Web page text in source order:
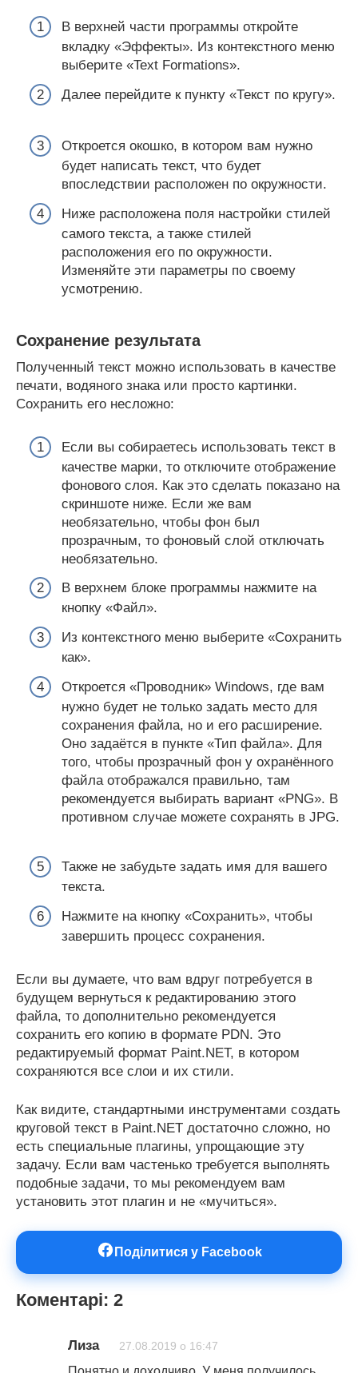
В верхней части программы откройте
вкладку «Эффекты». Из контекстного меню
выберите «Text Formations».
Далее перейдите к пункту «Текст по кругу».
Откроется окошко, в котором вам нужно
будет написать текст, что будет
впоследствии расположен по окружности.
Ниже расположена поля настройки стилей
самого текста, а также стилей
расположения его по окружности.
Изменяйте эти параметры по своему
усмотрению.
Сохранение результата
Полученный текст можно использовать в качестве
печати, водяного знака или просто картинки.
Сохранить его несложно:
Если вы собираетесь использовать текст в
качестве марки, то отключите отображение
фонового слоя. Как это сделать показано на
скриншоте ниже. Если же вам
необязательно, чтобы фон был
прозрачным, то фоновый слой отключать
необязательно.
В верхнем блоке программы нажмите на
кнопку «Файл».
Из контекстного меню выберите «Сохранить
как».
Откроется «Проводник» Windows, где вам
нужно будет не только задать место для
сохранения файла, но и его расширение.
Оно задаётся в пункте «Тип файла». Для
того, чтобы прозрачный фон у охранённого
файла отображался правильно, там
рекомендуется выбирать вариант «PNG». В
противном случае можете сохранять в JPG.
Также не забудьте задать имя для вашего
текста.
Нажмите на кнопку «Сохранить», чтобы
завершить процесс сохранения.
Если вы думаете, что вам вдруг потребуется в
будущем вернуться к редактированию этого
файла, то дополнительно рекомендуется
сохранить его копию в формате PDN. Это
редактируемый формат Paint.NET, в котором
сохраняются все слои и их стили.
Как видите, стандартными инструментами создать
круговой текст в Paint.NET достаточно сложно, но
есть специальные плагины, упрощающие эту
задачу. Если вам частенько требуется выполнять
подобные задачи, то мы рекомендуем вам
установить этот плагин и не «мучиться».
Поділитися у Facebook
Коментарі: 2
Лиза 27.08.2019 о 16:47